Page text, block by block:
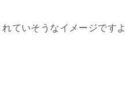
ていそうなイメージですよ